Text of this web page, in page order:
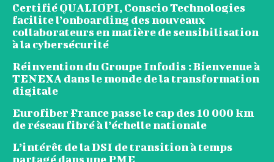
Certifié QUALIOPI, Conscio Technologies
facilite l’onboarding des nouveaux
collaborateurs en matière de sensibilisation
à la cybersécurité
Réinvention du Groupe Infodis : Bienvenue à
TENEXA dans le monde de la transformation
digitale
Eurofiber France passe le cap des 10 000 km
de réseau fibré à l’échelle nationale
L’intérêt de la DSI de transition à temps
partagé dans une PME